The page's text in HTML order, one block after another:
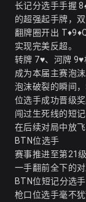
长记分选手手握
的超强起手牌，
翻牌圈开出
实现完美反超。
转牌 7♥、河牌 9♥
成为本届主赛泡沫
泡沫破裂的瞬间
位选手成功晋级
闯过生死线的短
在后续对局中放
BTN位选手
赛事推进至第21
一手翻前全下的
BTN位短记分选
枪口位选手毫不犹